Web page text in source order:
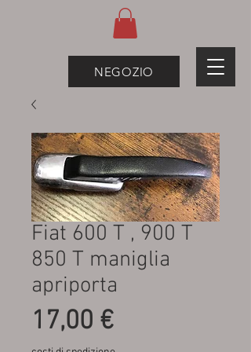
NEGOZIO
Fiat 600 T , 900 T
850 T maniglia
apriporta
17,00 €Prezzo